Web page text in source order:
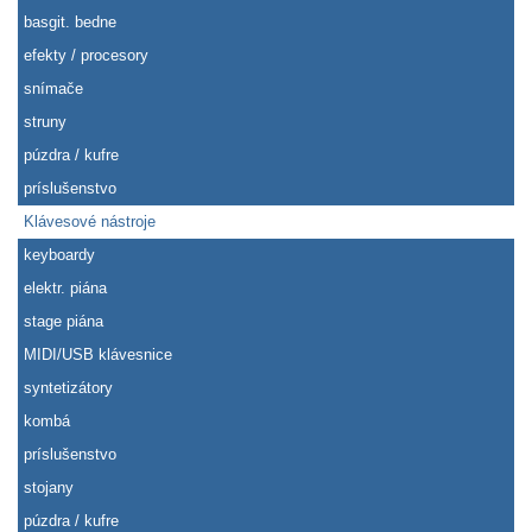
basgit. bedne
efekty / procesory
snímače
struny
púzdra / kufre
príslušenstvo
Klávesové nástroje
keyboardy
elektr. piána
stage piána
MIDI/USB klávesnice
syntetizátory
kombá
príslušenstvo
stojany
púzdra / kufre